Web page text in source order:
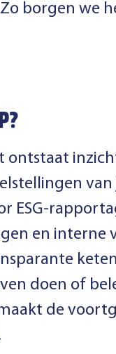
borgen we
ontstaat
ESG-
en interne
doen of
de